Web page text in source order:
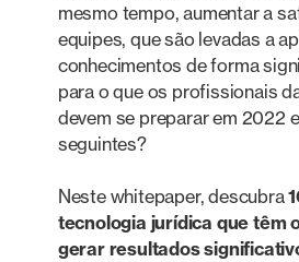
mesmo tempo, aumentar a
equipes, que são levadas a
conhecimentos de forma
para o que os profissionais
devem se preparar em 2022
seguintes?
Neste whitepaper, descubra
tecnologia jurídica que têm
gerar resultados